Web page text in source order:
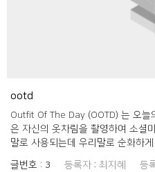
ootd
Outfit Of The Day (OOTD) 는 오늘
은 자신의 옷차림을 촬영하여 소셜
말로 사용되는데 우리말로 순화하
글번호 : 3 등록자 : 최지혜 등